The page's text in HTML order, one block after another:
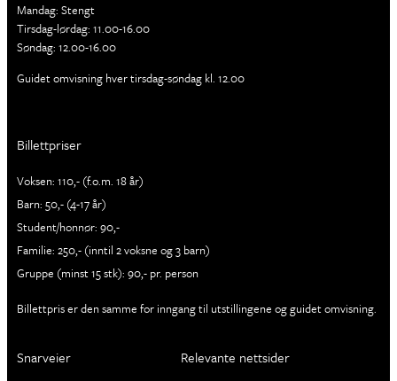
Mandag: Stengt
Tirsdag-lørdag: 11.00-16.00
Søndag: 12.00-16.00
Guidet omvisning hver tirsdag-søndag kl. 12.00
Billettpriser
Voksen: 110,- (f.o.m. 18 år)
Barn: 50,- (4-17 år)
Student/honnør: 90,-
Familie: 250,- (inntil 2 voksne og 3 barn)
Gruppe (minst 15 stk): 90,- pr. person
Billettpris er den samme for inngang til utstillingene og guidet omvisning.
Snarveier Relevante nettsider